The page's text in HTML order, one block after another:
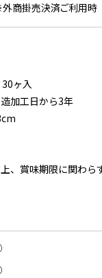
商掛売決済ご利用時
30ヶ入
加工日から3年
、賞味期限に関わら